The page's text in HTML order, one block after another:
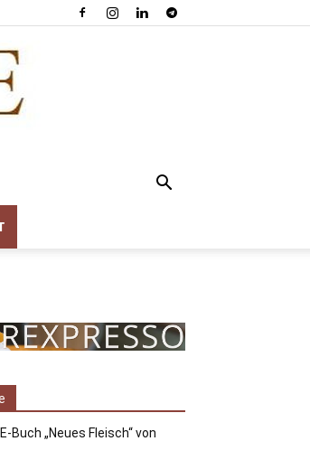
Buch „Neues Fleisch“ von